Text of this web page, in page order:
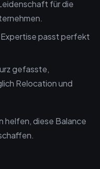
für die
Expertise passt perfekt
gefasste,
Relocation und
helfen, diese Balance